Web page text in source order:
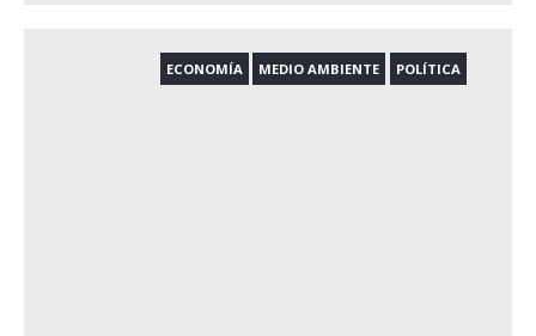
ECONOMÍA MEDIO AMBIENTE POLÍTICA